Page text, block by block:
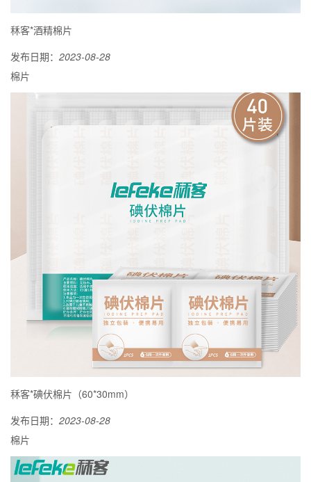
秝客*酒精棉片
发布日期： 2023-08-28
棉片
秝客*碘伏棉片（60*30mm）
发布日期： 2023-08-28
棉片